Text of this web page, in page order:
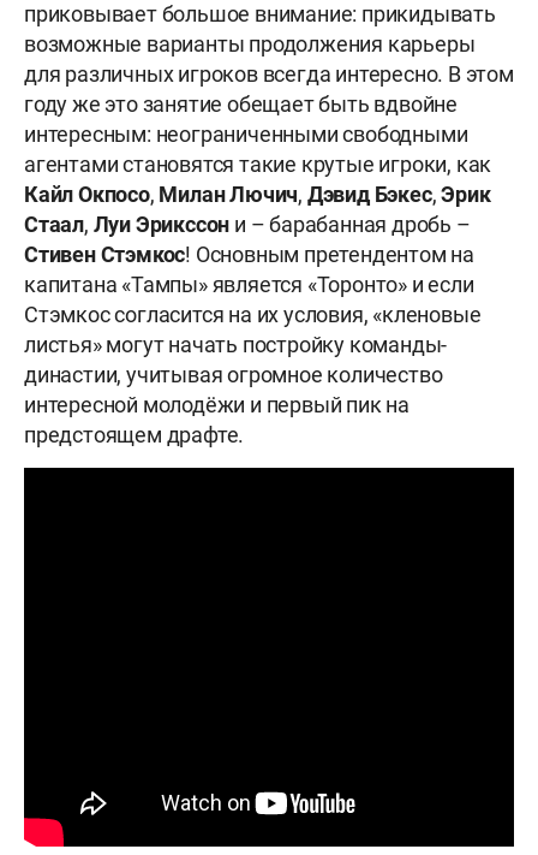
приковывает большое внимание: прикидывать
возможные варианты продолжения карьеры
для различных игроков всегда интересно. В этом
году же это занятие обещает быть вдвойне
интересным: неограниченными свободными
агентами становятся такие крутые игроки, как
Кайл Окпосо, Милан Лючич, Дэвид Бэкес,Эрик
Стаал, Луи Эрикссон и – барабанная дробь –
Стивен Стэмкос! Основным претендентом на
капитана «Тампы» является «Торонто» и если
Стэмкос согласится на их условия, «кленовые
листья» могут начать постройку команды-
династии, учитывая огромное количество
интересной молодёжи и первый пик на
предстоящем драфте.